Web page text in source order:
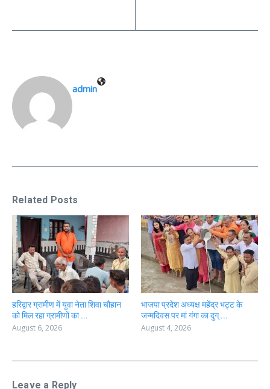
admin
Related Posts
हरिद्वार ग्रामीण में युवा नेता शिवा चौहान
को मिल रहा ग्रामीणों का ...
August 6, 2026
भाजपा प्रदेश अध्यक्ष महेंद्र भट्ट के
जन्मदिवस पर मां गंगा का दुग् ...
August 4, 2026
Leave a Reply